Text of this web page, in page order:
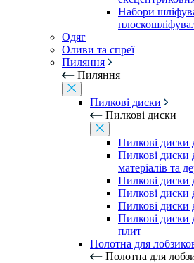
Набори
Одяг
Оливи та спреї
Пиляння
Пиляння
Пилкові диски
Пилкові диски
Пилкові диски
Пилкові диски
матеріалів та
Пилкові диски
Пилкові диски
Пилкові диски
Пилкові диски
плит
Полотна для
Полотна для